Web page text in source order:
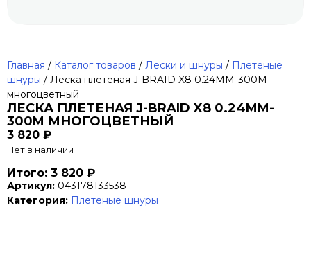
Главная / Каталог товаров / Лески и шнуры / Плетеные
шнуры / Леска плетеная J-BRAID X8 0.24MM-300M
многоцветный
ЛЕСКА ПЛЕТЕНАЯ J-BRAID X8 0.24MM-
300M МНОГОЦВЕТНЫЙ
3 820 ₽
Нет в наличии
Итого: 3 820 ₽
Артикул: 043178133538
Категория: Плетеные шнуры